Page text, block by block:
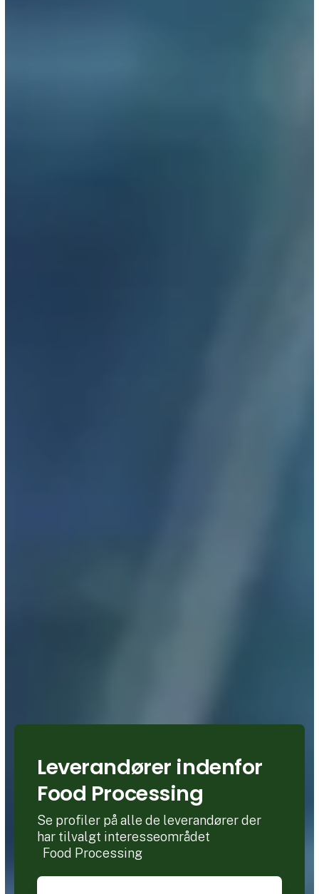
Leverandører indenfor
Food Processing
Se profiler på alle de leverandører der
har tilvalgt interesseområdet
Food Processing
Søg efter titel, forhandlernavn eller lignende.